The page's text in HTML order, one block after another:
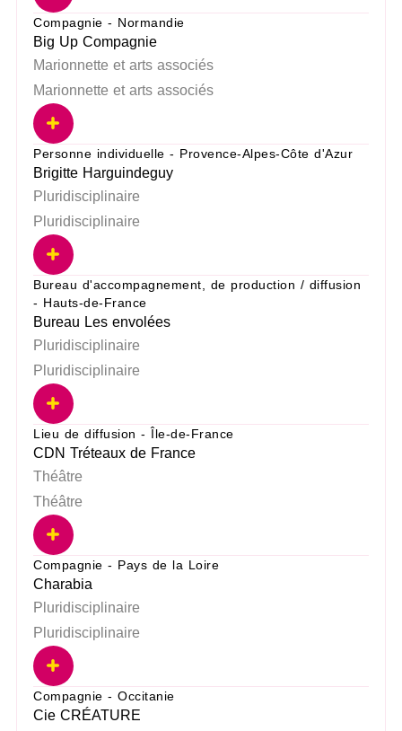
Compagnie - Normandie
Big Up Compagnie
Marionnette et arts associés
Marionnette et arts associés
Personne individuelle - Provence-Alpes-Côte d'Azur
Brigitte Harguindeguy
Pluridisciplinaire
Pluridisciplinaire
Bureau d'accompagnement, de production / diffusion
- Hauts-de-France
Bureau Les envolées
Pluridisciplinaire
Pluridisciplinaire
Lieu de diffusion - Île-de-France
CDN Tréteaux de France
Théâtre
Théâtre
Compagnie - Pays de la Loire
Charabia
Pluridisciplinaire
Pluridisciplinaire
Compagnie - Occitanie
Cie CRÉATURE